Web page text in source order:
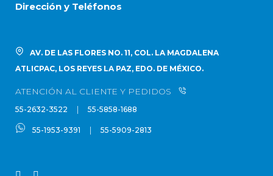
Dirección y Teléfonos
AV. DE LAS FLORES NO. 11, COL. LA MAGDALENA
ATLICPAC, LOS REYES LA PAZ, EDO. DE MÉXICO.
ATENCIÓN AL CLIENTE Y PEDIDOS
55-2632-3522 | 55-5858-1688
55-1953-9391 | 55-5909-2813